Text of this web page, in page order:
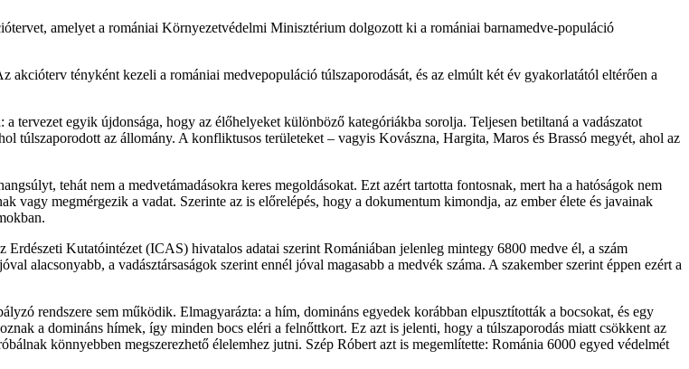
amelyet a romániai Környezetvédelmi Minisztérium dolgozott ki a romániai barnamedve-populáció
tényként kezeli a romániai medvepopuláció túlszaporodását, és az elmúlt két év gyakorlatától eltérően a
tervezet egyik újdonsága, hogy az élőhelyeket különböző kategóriákba sorolja. Teljesen betiltaná a vadászatot
túlszaporodott az állomány. A konfliktusos területeket – vagyis Kovászna, Hargita, Maros és Brassó megyét, ahol az
tehát nem a medvetámadásokra keres megoldásokat. Ezt azért tartotta fontosnak, mert ha a hatóságok nem
vagy megmérgezik a vadat. Szerinte az is előrelépés, hogy a dokumentum kimondja, az ember élete és javainak
Kutatóintézet (ICAS) hivatalos adatai szerint Romániában jelenleg mintegy 6800 medve él, a szám
alacsonyabb, a vadásztársaságok szerint ennél jóval magasabb a medvék száma. A szakember szerint éppen ezért a
rendszere sem működik. Elmagyarázta: a hím, domináns egyedek korábban elpusztították a bocsokat, és egy
a domináns hímek, így minden bocs eléri a felnőttkort. Ez azt is jelenti, hogy a túlszaporodás miatt csökkent az
könnyebben megszerezhető élelemhez jutni. Szép Róbert azt is megemlítette: Románia 6000 egyed védelmét